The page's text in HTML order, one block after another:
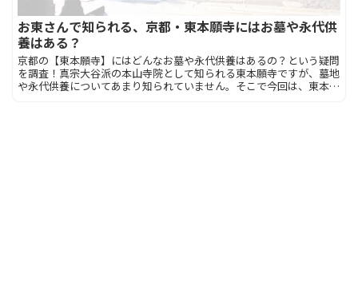
お東さんで知られる、京都・東本願寺にはお墓や永代供
養はある？
京都の【東本願寺】にはどんなお墓や永代供養はあるの？という疑問
を調査！真宗大谷派の本山寺院として知られる東本願寺ですが、墓地
や永代供養についてあまり知られていません。そこで今回は、東本願